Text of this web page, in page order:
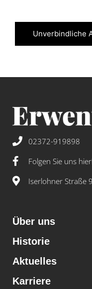
Unverbindliche
02372-919898
Folgen Sie uns
Iserlohner Straße
Über uns
Historie
Aktuelles
Karriere